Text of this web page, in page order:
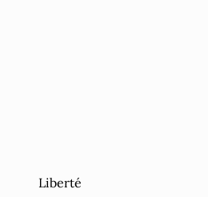
Liberté